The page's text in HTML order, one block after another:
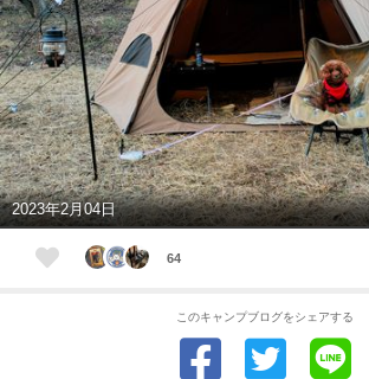
2023年2月04日
64
このキャンプブログをシェアする